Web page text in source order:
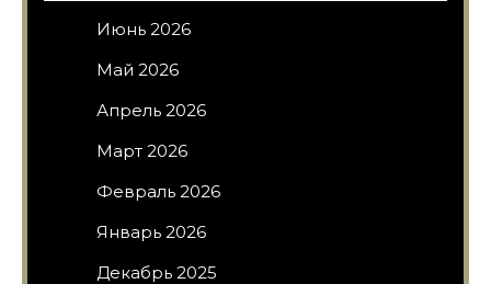
Июнь 2026
Май 2026
Апрель 2026
Март 2026
Февраль 2026
Январь 2026
Декабрь 2025